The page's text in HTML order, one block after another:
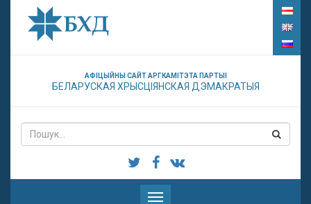
АФІЦЫЙНЫ САЙТ АРГКАМІТЭТА ПАРТЫІ
БЕЛАРУСКАЯ ХРЫСЦІЯНСКАЯ ДЭМАКРАТЫЯ
Паказаць